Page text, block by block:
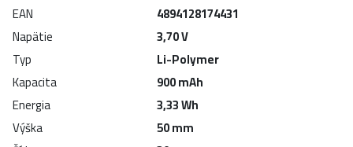
EAN
4894128174431
Napätie
3,70 V
Typ
Li-Polymer
Kapacita
900 mAh
Energia
3,33 Wh
Výška
50 mm